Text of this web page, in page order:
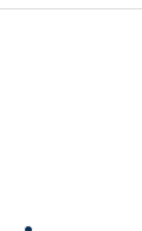
une
de
visite ou